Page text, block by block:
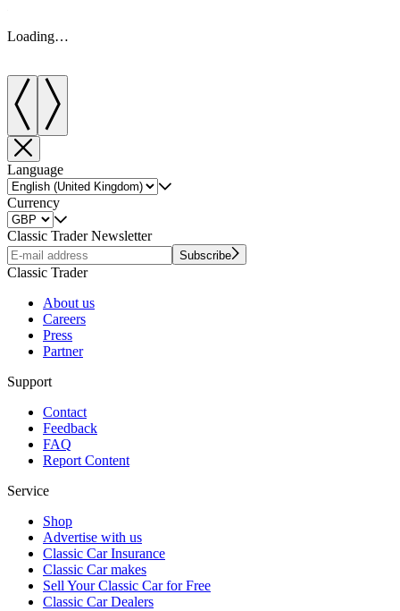
Loading…
Language
Currency
Classic Trader Newsletter
Subscribe
Classic Trader
About us
Careers
Press
Partner
Support
Contact
Feedback
FAQ
Report Content
Service
Shop
Advertise with us
Classic Car Insurance
Classic Car makes
Sell Your Classic Car for Free
Classic Car Dealers